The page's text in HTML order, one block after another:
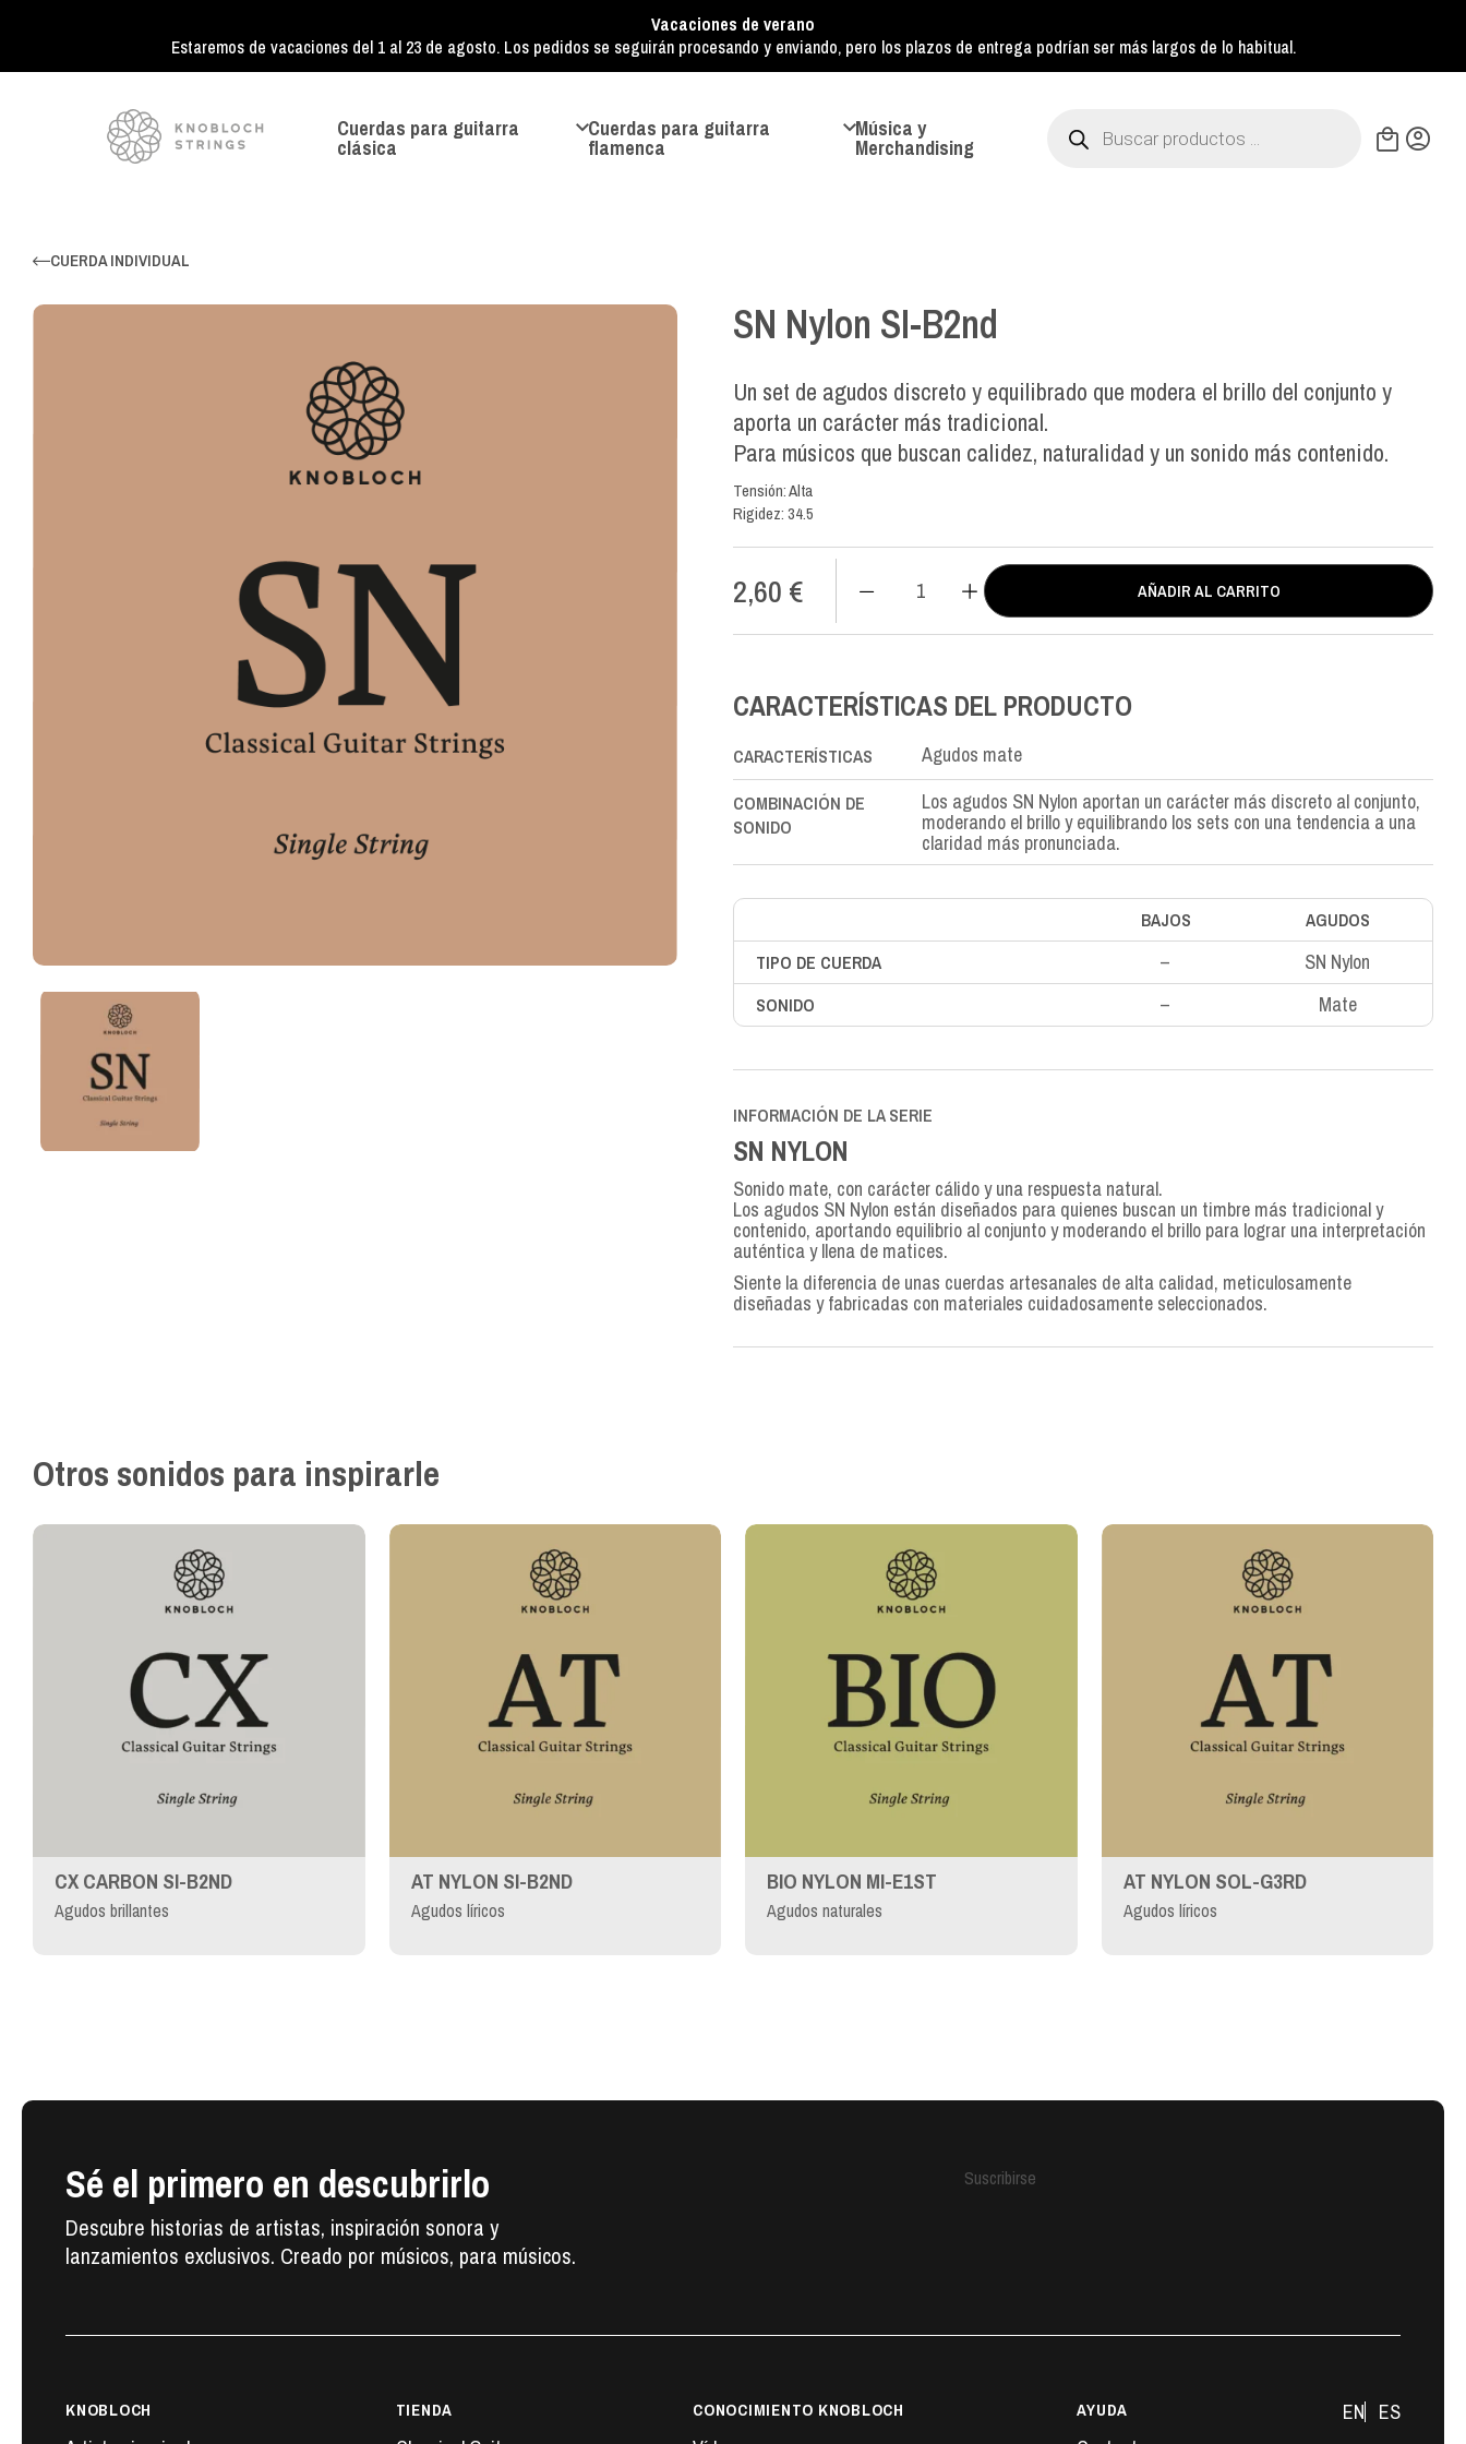
Vacaciones de verano
Estaremos de vacaciones del 1 al 23 de agosto. Los pedidos se seguirán procesando y enviando, pero los plazos de entrega podrían ser más largos de lo habitual.
Cuerdas para guitarra
clásica
Cuerdas para guitarra
flamenca
Música y
Merchandising productos
CUERDA INDIVIDUAL
SN Nylon SI-B2nd
Un set de agudos discreto y equilibrado que modera el brillo del conjunto y
aporta un carácter más tradicional.
Para músicos que buscan calidez, naturalidad y un sonido más contenido.
Tensión: Alta
Rigidez: 34.5
2,60 €
cantidad
AÑADIR AL CARRITO
CARACTERÍSTICAS DEL PRODUCTO
CARACTERÍSTICAS Agudos mate
COMBINACIÓN DE
SONIDO
Los agudos SN Nylon aportan un carácter más discreto al conjunto,
moderando el brillo y equilibrando los sets con una tendencia a una
claridad más pronunciada.
BAJOS
AGUDOS
TIPO DE CUERDA
– SN Nylon
SONIDO – Mate
INFORMACIÓN DE LA SERIE
SN NYLON
Sonido mate, con carácter cálido y una respuesta natural.
Los agudos SN Nylon están diseñados para quienes buscan un timbre más tradicional y
contenido, aportando equilibrio al conjunto y moderando el brillo para lograr una interpretación
auténtica y llena de matices.
Siente la diferencia de unas cuerdas artesanales de alta calidad, meticulosamente
diseñadas y fabricadas con materiales cuidadosamente seleccionados.
Otros sonidos para inspirarle
CX CARBON SI-B2ND
Agudos brillantes
AT NYLON SI-B2ND
Agudos líricos
BIO NYLON MI-E1ST
Agudos naturales
AT NYLON SOL-G3RD
Agudos líricos
Sé el primero en descubrirlo
Descubre historias de artistas, inspiración sonora y
lanzamientos exclusivos. Creado por músicos, para músicos.
Suscribirse
KNOBLOCH TIENDA CONOCIMIENTO KNOBLOCH AYUDA EN ES